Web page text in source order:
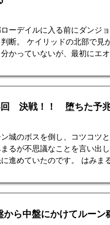
ーデイルに入る前にダンジ
判断。 ケイリッドの北部で見
分かっていないが、最初にエ
決戦！！ 堕ちた予兆
城のボスを倒し、コツコツ
るが不思議なことを言い出
に進めていたのです。 はみま
から中盤にかけてルーン